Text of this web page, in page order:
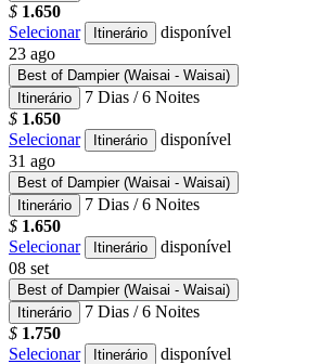
$ 1.650
Selecionar
Itinerário
disponível
23 ago
Best of Dampier (Waisai - Waisai)
Itinerário
7 Dias / 6 Noites
$ 1.650
Selecionar
Itinerário
disponível
31 ago
Best of Dampier (Waisai - Waisai)
Itinerário
7 Dias / 6 Noites
$ 1.650
Selecionar
Itinerário
disponível
08 set
Best of Dampier (Waisai - Waisai)
Itinerário
7 Dias / 6 Noites
$ 1.750
Selecionar
Itinerário
disponível